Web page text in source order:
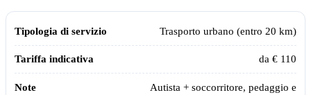
Tariffe indicative dei servizi Assistiamo Te aggiornate al 2026
Tipologia di servizio
Trasporto urbano (entro 20 km)
da € 110
Autista + soccorritore, pedaggio e